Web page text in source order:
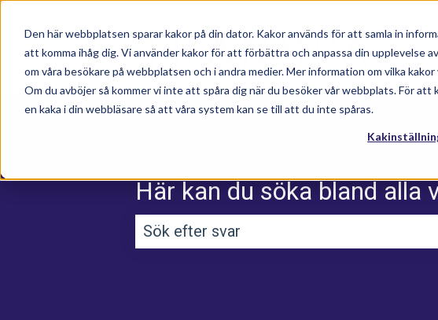
Den här webbplatsen sparar kakor på din dator. Kakor används för att samla in
att komma ihåg dig. Vi använder kakor för att förbättra och anpassa din upplevelse
om våra besökare på webbplatsen och i andra medier. Mer information om vilka
Om du avböjer så kommer vi inte att spåra dig när du besöker vår webbplats. För
en kaka i din webbläsare så att våra system kan se till att du inte spåras.
Här kan du söka bland alla